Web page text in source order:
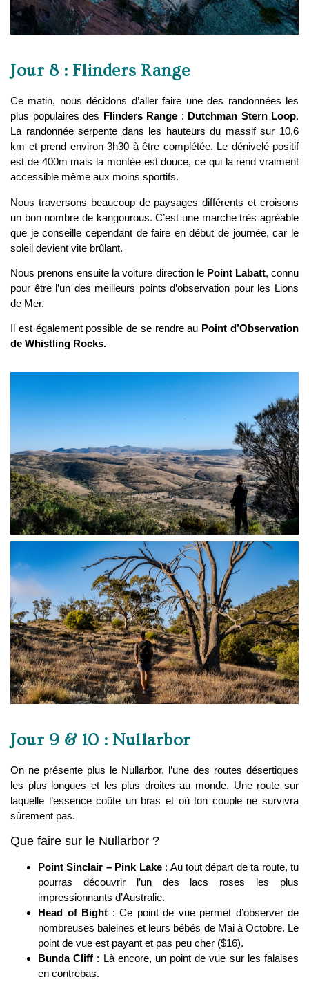
Jour 8 : Flinders Range
Ce matin, nous décidons d’aller faire une des randonnées les
plus populaires des Flinders Range : Dutchman Stern Loop.
La randonnée serpente dans les hauteurs du massif sur 10,6
km et prend environ 3h30 à être complétée. Le dénivelé positif
est de 400m mais la montée est douce, ce qui la rend vraiment
accessible même aux moins sportifs.
Nous traversons beaucoup de paysages différents et croisons
un bon nombre de kangourous. C’est une marche très agréable
que je conseille cependant de faire en début de journée, car le
soleil devient vite brûlant.
Nous prenons ensuite la voiture direction le Point Labatt, connu
pour être l’un des meilleurs points d’observation pour les Lions
de Mer.
Il est également possible de se rendre au Point d’Observation
de Whistling Rocks.
Jour 9 & 10 : Nullarbor
On ne présente plus le Nullarbor, l’une des routes désertiques
les plus longues et les plus droites au monde. Une route sur
laquelle l’essence coûte un bras et où ton couple ne survivra
sûrement pas.
Que faire sur le Nullarbor ?
Point Sinclair – Pink Lake: Au tout départ de ta route, tu
pourras découvrir l’un des lacs roses les plus
impressionnants d’Australie.
Head of Bight : Ce point de vue permet d’observer de
nombreuses baleines et leurs bébés de Mai à Octobre. Le
point de vue est payant et pas peu cher ($16).
Bunda Cliff : Là encore, un point de vue sur les falaises
en contrebas.